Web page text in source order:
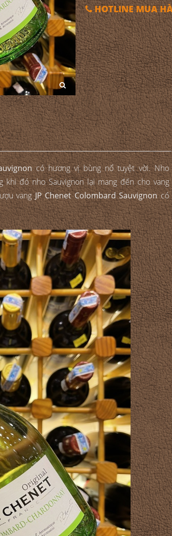
HOTLINE MUA
có hương vị bùng nổ tuyệt vời. Nho
đó nho Sauvignon lại mang đến cho vang
vangJP Chenet Colombard Sauvignoncó